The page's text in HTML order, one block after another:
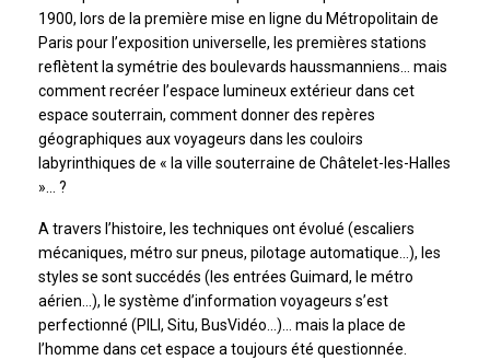
1900, lors de la première mise en ligne du Métropolitain de
Paris pour l’exposition universelle, les premières stations
reflètent la symétrie des boulevards haussmanniens… mais
comment recréer l’espace lumineux extérieur dans cet
espace souterrain, comment donner des repères
géographiques aux voyageurs dans les couloirs
labyrinthiques de « la ville souterraine de Châtelet-les-Halles
»… ?
A travers l’histoire, les techniques ont évolué (escaliers
mécaniques, métro sur pneus, pilotage automatique…), les
styles se sont succédés (les entrées Guimard, le métro
aérien…), le système d’information voyageurs s’est
perfectionné (PILI, Situ, BusVidéo…)… mais la place de
l’homme dans cet espace a toujours été questionnée.